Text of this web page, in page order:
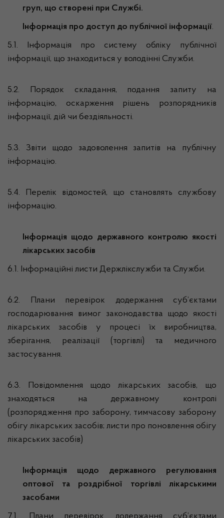
груп, що створені при Службі.
Інформація про доступ до публічної інформації.
5.1. Інформація про систему обліку публічної
інформації, що знаходиться у володінні Служби.
5.2. Порядок складання, подання запиту на
інформацію, оскарження рішень розпорядників
інформації, дій чи бездіяльності.
5.3. Звіти щодо задоволення запитів на публічну
інформацію.
5.4. Перелік відомостей, що становлять службову
інформацію.
Інформація щодо державного контролю якості
лікарських засобів
6.1. Інформаційні листи Держлікслужби та Служби.
6.2. Плани перевірок додержання суб’єктами
господарювання вимог законодавства щодо якості
лікарських засобів у процесі їх виробництва,
зберігання, реалізації (торгівлі) та медичного
застосування.
6.3. Повідомлення щодо лікарських засобів, що
знаходяться на державному контролі
(розпорядження про заборону, тимчасову заборону
обігу лікарських засобів; листи про поновлення обігу
лікарських засобів)
Інформація щодо державного регулювання
оптової та роздрібної торгівлі лікарськими
засобами